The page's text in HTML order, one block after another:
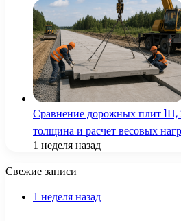
Сравнение дорожных плит
толщина и расчет весовых
1 неделя назад
Свежие записи
1 неделя назад